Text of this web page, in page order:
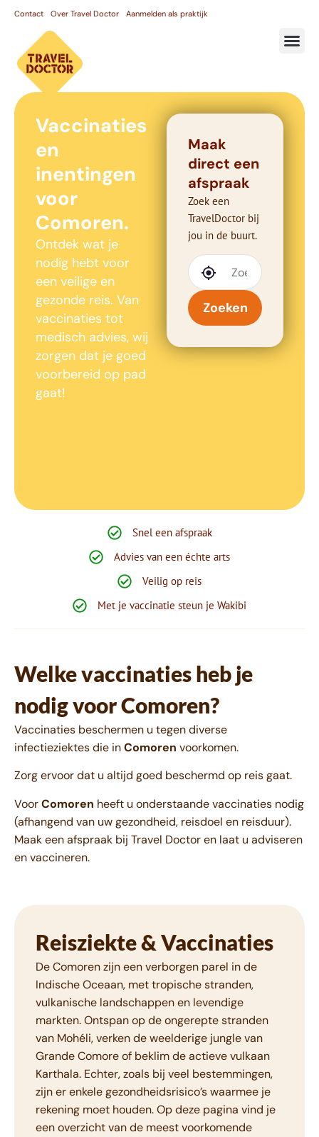
Contact Over Travel Doctor Aanmelden als praktijk
Vaccinaties
en
inentingen
voor
Comoren.
Ontdek wat je
nodig hebt voor
een veilige en
gezonde reis. Van
vaccinaties tot
medisch advies, wij
zorgen dat je goed
voorbereid op pad
gaat!
Maak
direct een
afspraak
Zoek een
TravelDoctor bij
jou in de buurt.
Zoeken
Snel een afspraak
Advies van een échte arts
Veilig op reis
Met je vaccinatie steun je Wakibi
Welke vaccinaties heb je
nodig voor Comoren?
Vaccinaties beschermen u tegen diverse
infectieziektes die inComoren voorkomen.
Zorg ervoor dat u altijd goed beschermd op reis gaat.
VoorComoren heeft u onderstaande vaccinaties nodig
(afhangend van uw gezondheid, reisdoel en reisduur).
Maak een afspraak bij Travel Doctor en laat u adviseren
en vaccineren.
Reisziekte & Vaccinaties
De Comoren zijn een verborgen parel in de
Indische Oceaan, met tropische stranden,
vulkanische landschappen en levendige
markten. Ontspan op de ongerepte stranden
van Mohéli, verken de weelderige jungle van
Grande Comore of beklim de actieve vulkaan
Karthala. Echter, zoals bij veel bestemmingen,
zijn er enkele gezondheidsrisico’s waarmee je
rekening moet houden. Op deze pagina vind je
een overzicht van de meest voorkomende